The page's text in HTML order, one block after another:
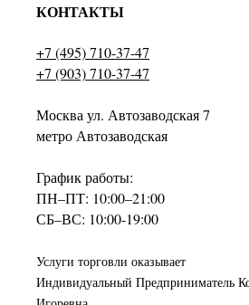
КОНТАКТЫ
+7 (495) 710-37-47
+7 (903) 710-37-47
Москва ул. Автозаводская 7
метро Автозаводская
График работы:
ПН–ПТ: 10:00–21:00
СБ–ВС: 10:00-19:00
Услуги торговли оказывает
Индивидуальный Предприниматель